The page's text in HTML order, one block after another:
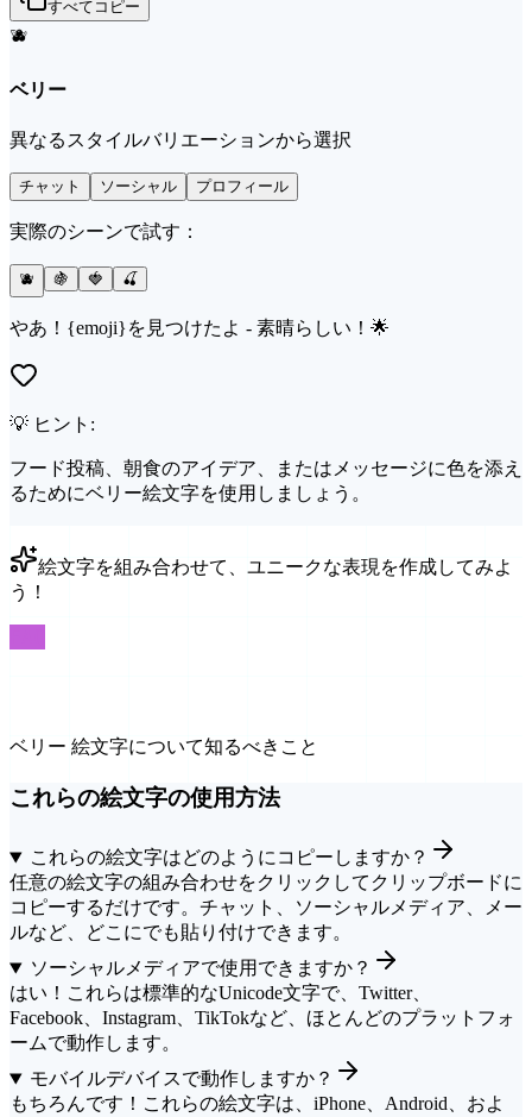
すべてコピー
🫐
ベリー
異なるスタイルバリエーションから選択
チャット ソーシャル プロフィール
実際のシーンで試す：
🫐 🍇 🍓 🍒
やあ！{emoji}を見つけたよ - 素晴らしい！🌟
💡 ヒント:
フード投稿、朝食のアイデア、またはメッセージに色を添え
るためにベリー絵文字を使用しましょう。
絵文字を組み合わせて、ユニークな表現を作成してみよ
う！
ベリー 絵文字について知るべきこと
これらの絵文字の使用方法
これらの絵文字はどのようにコピーしますか？
任意の絵文字の組み合わせをクリックしてクリップボードに
コピーするだけです。チャット、ソーシャルメディア、メー
ルなど、どこにでも貼り付けできます。
ソーシャルメディアで使用できますか？
はい！これらは標準的なUnicode文字で、Twitter、
Facebook、Instagram、TikTokなど、ほとんどのプラットフォ
ームで動作します。
モバイルデバイスで動作しますか？
もちろんです！これらの絵文字は、iPhone、Android、およ